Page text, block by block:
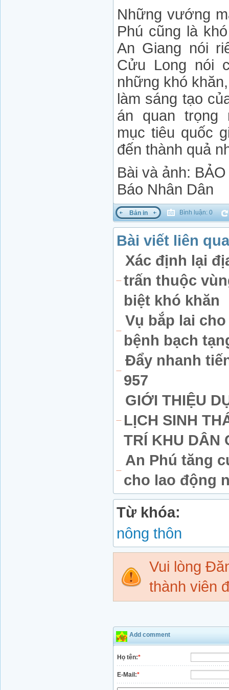
Những vướng
Phú cũng là
An Giang nói
Cửu Long nói
những khó
làm sáng tạo
án quan trọng
mục tiêu quốc
đến thành quả
Bài và ảnh:
Báo Nhân Dân
Bản in Bình luận: 0
Bài viết liên
Xác định lại
trấn thuộc
biệt khó khăn
Vụ bắp lai
bệnh bạch
Đẩy nhanh
957
GIỚI THIỆU
LỊCH SINH
TRÍ KHU DÂN
An Phú tăng
cho lao động
Từ khóa:
nông thôn
Vui lòng
thành viên
Add comment
Họ tên:*
E-Mail:*